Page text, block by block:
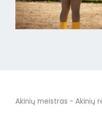
Akinių meistras - Akinių